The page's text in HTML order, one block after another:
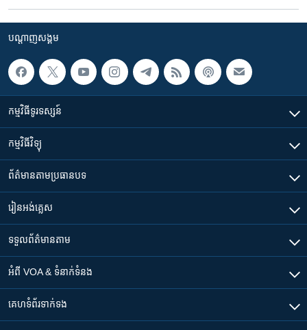
បណ្តាញ​សង្គម
កម្មវិធី​ទូរទស្សន៍
កម្មវិធី​វិទ្យុ
ព័ត៌មាន​តាមប្រធានបទ​
រៀន​​អង់គ្លេស
ទទួល​ព័ត៌មាន​តាម
អំពី​ VOA & ទំនាក់ទំនង
គេហទំព័រ​​ទាក់ទង